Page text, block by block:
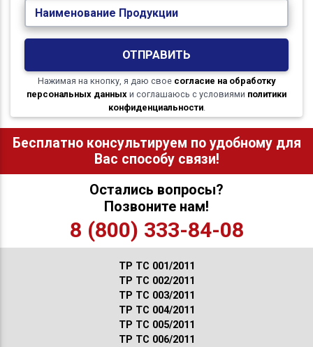
Наименование Продукции
ОТПРАВИТЬ
Нажимая на кнопку, я даю свое согласие на обработку
персональных данных и соглашаюсь с условиями политики
конфиденциальности.
Бесплатно консультируем по удобному для
Вас способу связи!
Остались вопросы?
Позвоните нам!
8 (800) 333-84-08
ТР ТС 001/2011
ТР ТС 002/2011
ТР ТС 003/2011
ТР ТС 004/2011
ТР ТС 005/2011
ТР ТС 006/2011